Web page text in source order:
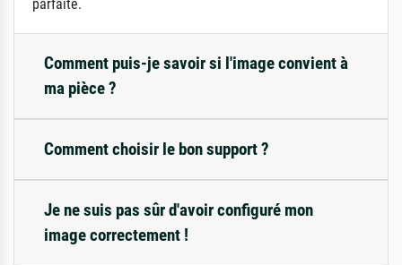
parfaite.
Comment puis-je savoir si l'image convient à
ma pièce ?
Comment choisir le bon support ?
Je ne suis pas sûr d'avoir configuré mon
image correctement !